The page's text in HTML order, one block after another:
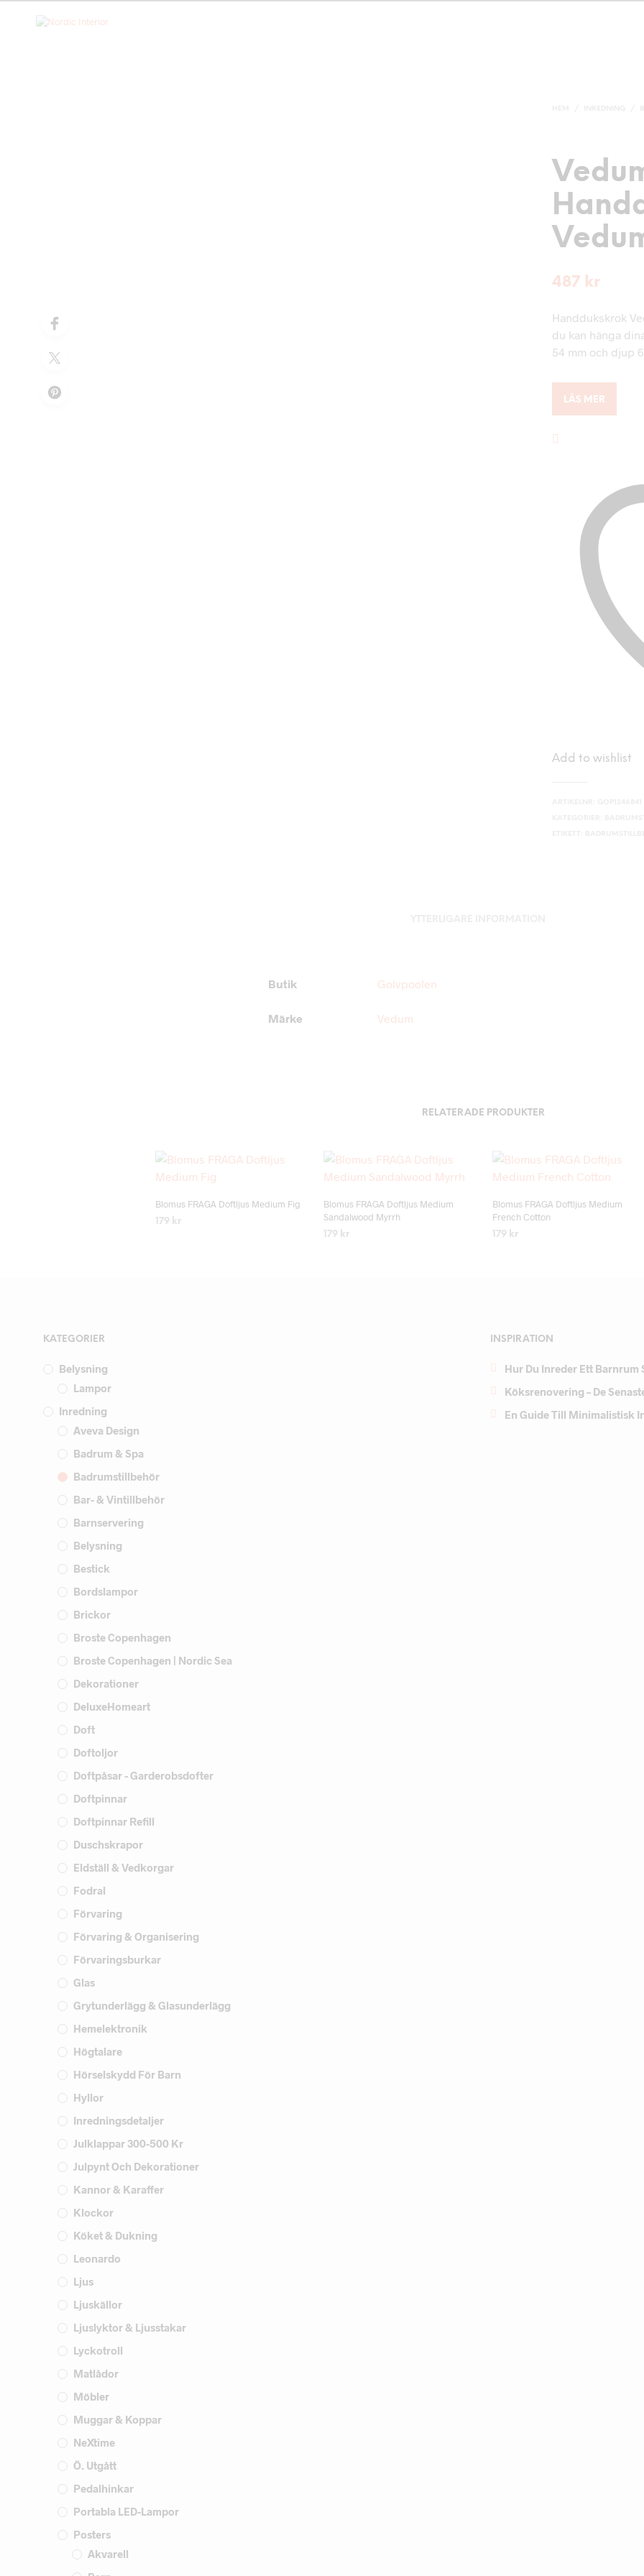
487 kr
Handdukskrok
du kan hänga
54 mm och djup
LÄS MER
Add to wishlist
Butik Golvpoolen
Märke Vedum
RELATERADE PRODUKTER
Blomus FRAGA Doftljus Medium Fig
179 kr
Add to wishlist
Blomus FRAGA Doftljus Medium
Sandalwood Myrrh
179 kr
Blomus FRAGA Doftljus Medium
French Cotton
179 kr
KATEGORIER
Belysning
Lampor
Inredning
Aveva Design
Badrum & Spa
Badrumstillbehör
Bar- & Vintillbehör
Barnservering
Belysning
Bestick
Bordslampor
Brickor
Broste Copenhagen
Broste Copenhagen | Nordic Sea
Dekorationer
DeluxeHomeart
Doft
Doftoljor
Doftpåsar - Garderobsdofter
Doftpinnar
Doftpinnar Refill
Duschskrapor
Eldställ & Vedkorgar
Fodral
Förvaring
Förvaring & Organisering
Förvaringsburkar
Glas
Grytunderlägg & Glasunderlägg
Hemelektronik
Högtalare
Hörselskydd För Barn
Hyllor
Inredningsdetaljer
Julklappar 300-500 Kr
Julpynt Och Dekorationer
Kannor & Karaffer
Klockor
Köket & Dukning
Leonardo
Ljus
Ljuskällor
Ljuslyktor & Ljusstakar
Lyckotroll
Matlådor
Möbler
Muggar & Koppar
NeXtime
Ö. Utgått
Pedalhinkar
Portabla LED-Lampor
Posters
Akvarell
INSPIRATION
Hur Du Inreder Ett
Köksrenovering – De
En Guide Till Minimalistisk